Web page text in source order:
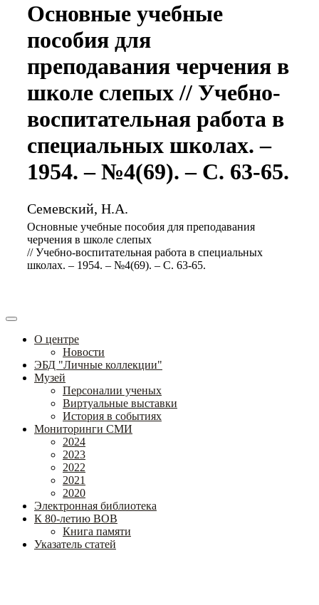
Основные учебные
пособия для
преподавания черчения в
школе слепых // Учебно-
воспитательная работа в
специальных школах. –
1954. – №4(69). – С. 63-65.
Семевский, Н.А.
Основные учебные пособия для преподавания
черчения в школе слепых
// Учебно-воспитательная работа в специальных
школах. – 1954. – №4(69). – С. 63-65.
О центре
Новости
ЭБД "Личные коллекции"
Музей
Персоналии ученых
Виртуальные выставки
История в событиях
Мониторинги СМИ
2024
2023
2022
2021
2020
Электронная библиотека
К 80-летию ВОВ
Книга памяти
Указатель статей